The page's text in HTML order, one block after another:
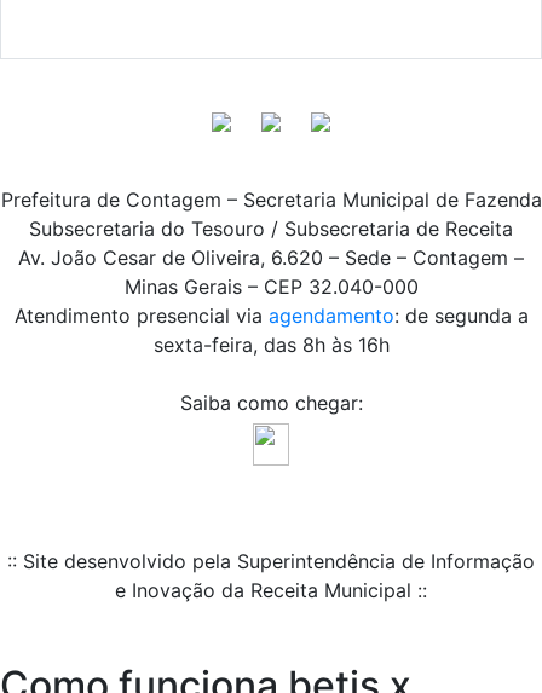
Prefeitura de Contagem – Secretaria Municipal de Fazenda
Subsecretaria do Tesouro / Subsecretaria de Receita
Av. João Cesar de Oliveira, 6.620 – Sede – Contagem –
Minas Gerais – CEP 32.040-000
Atendimento presencial via agendamento: de segunda a
sexta-feira, das 8h às 16h
Saiba como chegar:
:: Site desenvolvido pela Superintendência de Informação
e Inovação da Receita Municipal ::